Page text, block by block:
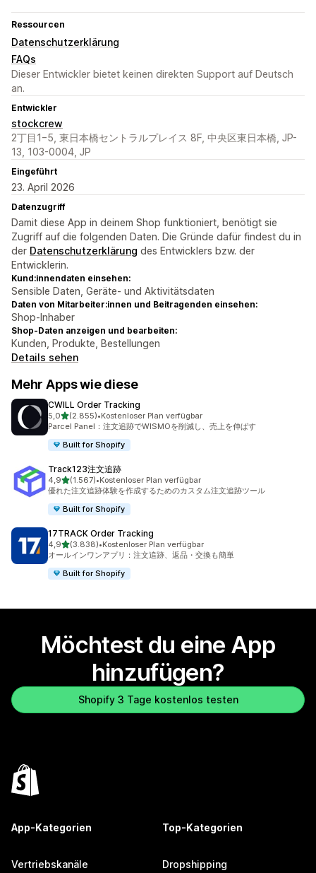
Ressourcen
Datenschutzerklärung
FAQs
Dieser Entwickler bietet keinen direkten Support auf Deutsch
an.
Entwickler
stockcrew
2丁目1−5, 東日本橋セントラルプレイス 8F, 中央区東日本橋, JP-
13, 103-0004, JP
Eingeführt
23. April 2026
Datenzugriff
Damit diese App in deinem Shop funktioniert, benötigt sie
Zugriff auf die folgenden Daten. Die Gründe dafür findest du in
der Datenschutzerklärung des Entwicklers bzw. der
Entwicklerin.
Kund:innendaten einsehen:
Sensible Daten, Geräte- und Aktivitätsdaten
Daten von Mitarbeiter:innen und Beitragenden einsehen:
Shop-Inhaber
Shop-Daten anzeigen und bearbeiten:
Kunden, Produkte, Bestellungen
Details sehen
Mehr Apps wie diese
CWILL Order Tracking
5,0von 5 Sternen
(2.855)
2855 Rezensionen insgesamt
•Kostenloser Plan verfügbar
Parcel Panel：注文追跡でWISMOを削減し、売上を伸ばす
Built for Shopify
Track123注文追跡
4,9von 5 Sternen
(1.567)
1567 Rezensionen insgesamt
•Kostenloser Plan verfügbar
優れた注文追跡体験を作成するためのカスタム注文追跡ツール
Built for Shopify
17TRACK Order Tracking
4,9von 5 Sternen
(3.838)
3838 Rezensionen insgesamt
•Kostenloser Plan verfügbar
オールインワンアプリ：注文追跡、返品・交換も簡単
Built for Shopify
Möchtest du eine App
hinzufügen?
Shopify 3 Tage kostenlos testen
App-Kategorien
Vertriebskanäle
Top-Kategorien
Dropshipping